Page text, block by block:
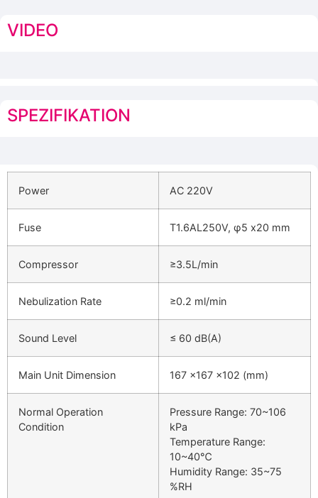
VIDEO
SPEZIFIKATION
Power AC 220V
Fuse T1.6AL250V, φ5 x20 mm
Compressor ≥3.5L/min
Nebulization Rate ≥0.2 ml/min
Sound Level ≤ 60 dB(A)
Main Unit Dimension 167 x167 x102 (mm)
Normal Operation
Condition
Pressure Range: 70~106
kPa
Temperature Range:
10~40℃
Humidity Range: 35~75
%RH